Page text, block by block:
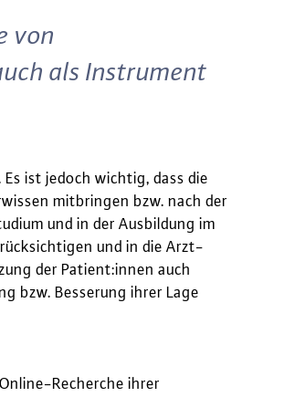
von
als Instrument
ist jedoch wichtig, dass die
mitbringen bzw. nach der
und in der Ausbildung im
und in die Arzt-
der Patient:innen auch
bzw. Besserung ihrer Lage
Recherche ihrer